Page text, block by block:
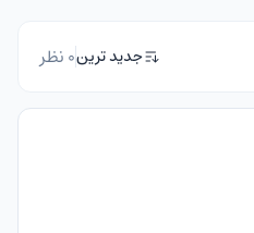
جدید ترین0 نظر